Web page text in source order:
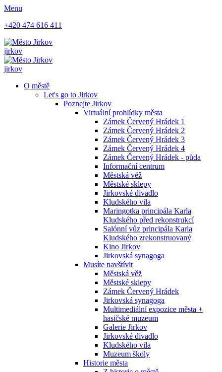
Menu
+420 474 616 411
jirkov
jirkov
O městě
Let's go to Jirkov
Poznejte Jirkov
Virtuální prohlídky města
Zámek Červený Hrádek 1
Zámek Červený Hrádek 2
Zámek Červený Hrádek 3
Zámek Červený Hrádek 4
Zámek Červený Hrádek - půda
Informační centrum
Městská věž
Městské sklepy
Jirkovské divadlo
Kludského vila
Maringotka principála Karla
Kludského před rekonstrukcí
Salónní vůz principála Karla
Kludského zrekonstruovaný
Kino Jirkov
Jirkovská synagoga
Musíte navštívit
Městská věž
Městské sklepy
Zámek Červený Hrádek
Jirkovská synagoga
Multimediální expozice města +
hasičské muzeum
Galerie Jirkov
Jirkovské divadlo
Kludského vila
Muzeum školy
Historie města